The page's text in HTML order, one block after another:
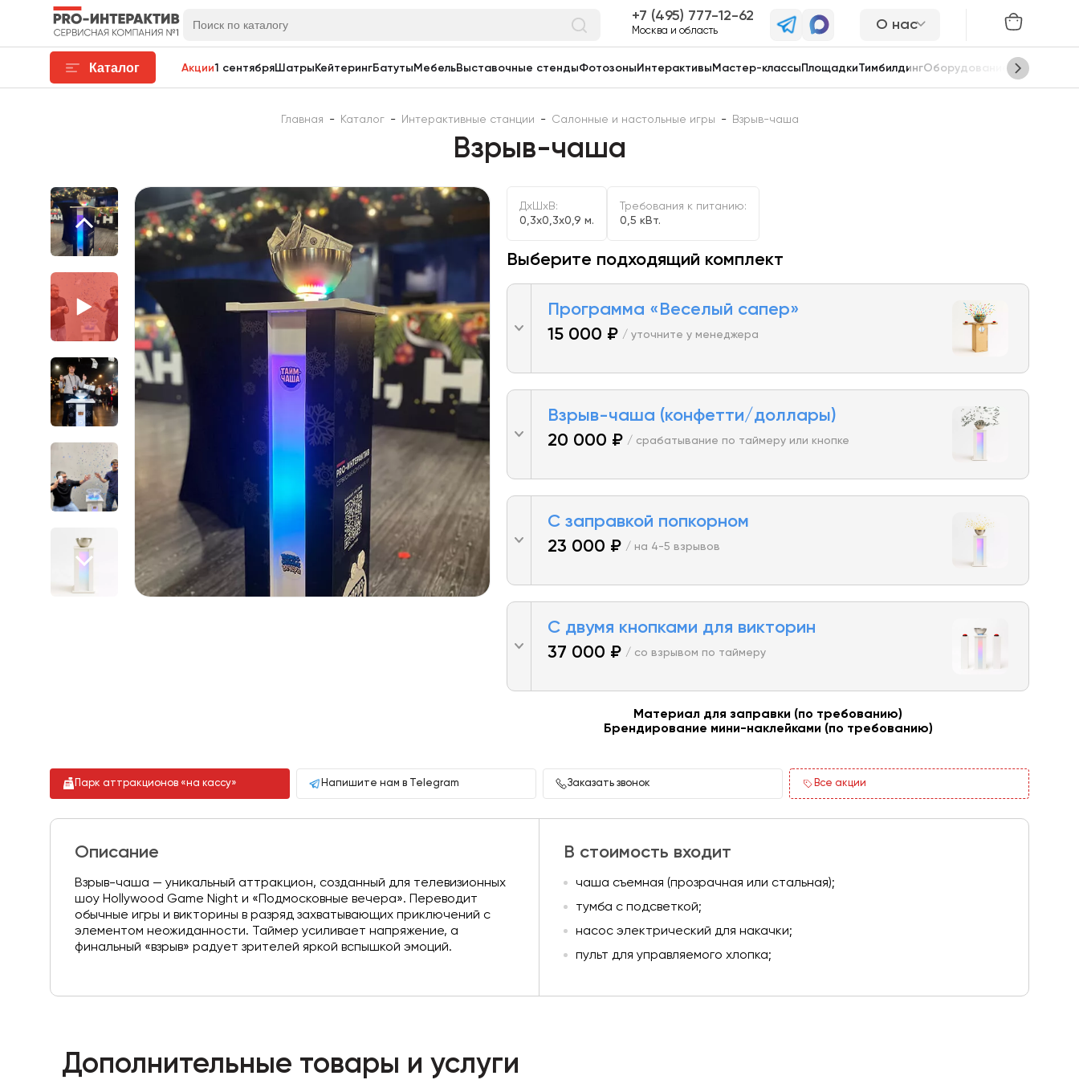
7 (495) 777-12-62
Москва и область О нас
Каталог Акции1 сентябряШатры КейтерингБатуты МебельВыставочные стендыФотозоны Интерактивы Мастер-классы ПлощадкиТимбилдингОборудование Сцены
Главная - Каталог - Интерактивные станции - Салонные и настольные игры - Взрыв-чаша
Взрыв-чаша
ДxШxВ:
0,3x0,3x0,9 м.
Требования к питанию:
0,5 кВт.
Выберите подходящий комплект
Программа «Веселый сапер»
15 000 ₽ / уточните у менеджера
Взрыв-чаша (конфетти/доллары)
20 000 ₽ / срабатывание по таймеру или кнопке
С заправкой попкорном
23 000 ₽ / на 4-5 взрывов
С двумя кнопками для викторин
37 000 ₽ / со взрывом по таймеру
Материал для заправки (по требованию)
Брендирование мини-наклейками (по требованию)
Парк аттракционов «на кассу» Напишите нам в Telegram Заказать звонок Все акции
Описание
Взрыв-чаша — уникальный аттракцион, созданный для телевизионных
шоу Hollywood Game Night и «Подмосковные вечера». Переводит
обычные игры и викторины в разряд захватывающих приключений с
элементом неожиданности. Таймер усиливает напряжение, а
финальный «взрыв» радует зрителей яркой вспышкой эмоций.
В стоимость входит
чаша съемная (прозрачная или стальная);
тумба с подсветкой;
насос электрический для накачки;
пульт для управляемого хлопка;
Дополнительные товары и услуги